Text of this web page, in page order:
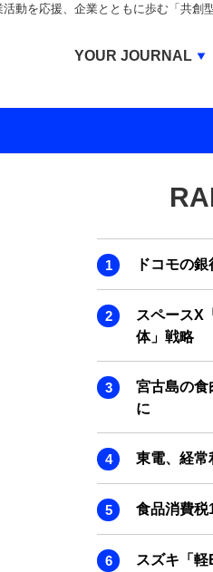
動を応援、企業とともに歩む「共創
ドコモの
スペースX
体」戦略
宮古島の食
に
東電、経常
食品消費税
スズキ「
YOUR JOURNAL
BUSINESS
IVS JOURNAL
ENERGY
INBOUND
LIFE ENDING
AI JOURNAL
REAL ESTATE
SMART